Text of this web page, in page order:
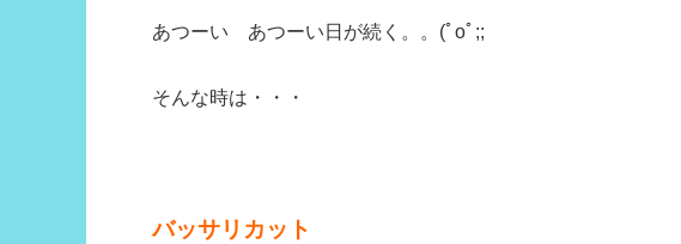
あつーい あつーい日が続く。。(ﾟoﾟ;;
そんな時は・・・
バッサリカット